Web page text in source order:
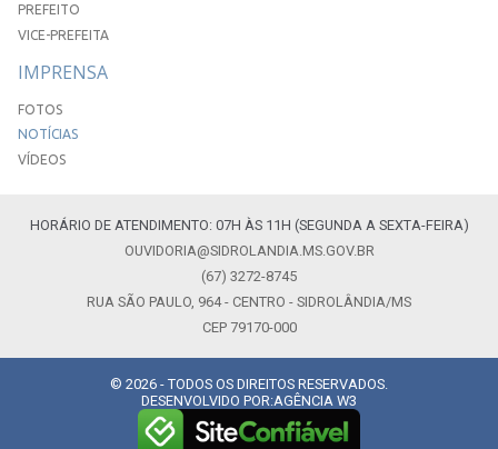
PREFEITO
VICE-PREFEITA
IMPRENSA
FOTOS
NOTÍCIAS
VÍDEOS
HORÁRIO DE ATENDIMENTO: 07H ÀS 11H (SEGUNDA A SEXTA-FEIRA)
OUVIDORIA@SIDROLANDIA.MS.GOV.BR
(67) 3272-8745
RUA SÃO PAULO, 964 - CENTRO - SIDROLÂNDIA/MS
CEP 79170-000
© 2026 - TODOS OS DIREITOS RESERVADOS.
DESENVOLVIDO POR:AGÊNCIA W3